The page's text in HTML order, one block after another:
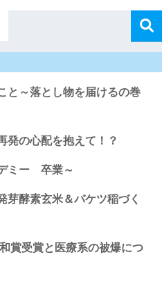
と～落とし物を届けるの巻
の心配を抱えて！？
ミー 卒業～
酵素玄米＆バケツ稲づく
賞受賞と医療系の被爆につ